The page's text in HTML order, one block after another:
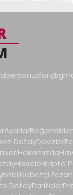
Ayarlar
DetayDövizler
Hakkımızda
HisselerKripto
nnbilNöbetçi
DetayPariteler